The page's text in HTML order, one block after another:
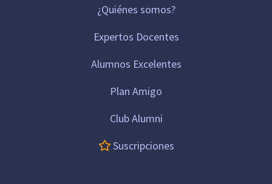
¿Quiénes somos?
Expertos Docentes
Alumnos Excelentes
Plan Amigo
Club Alumni
Suscripciones